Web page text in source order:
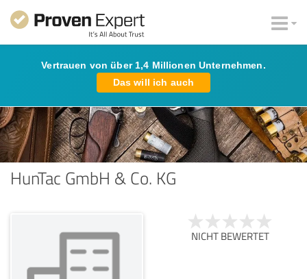
Vertrauen von über 1,4 Millionen Unternehmen.
Das will ich auch
HunTac GmbH & Co. KG
NICHT BEWERTET